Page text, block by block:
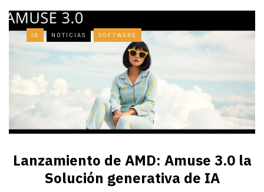
IA NOTICIAS SOFTWARE
Lanzamiento de AMD: Amuse 3.0 la
Solución generativa de IA